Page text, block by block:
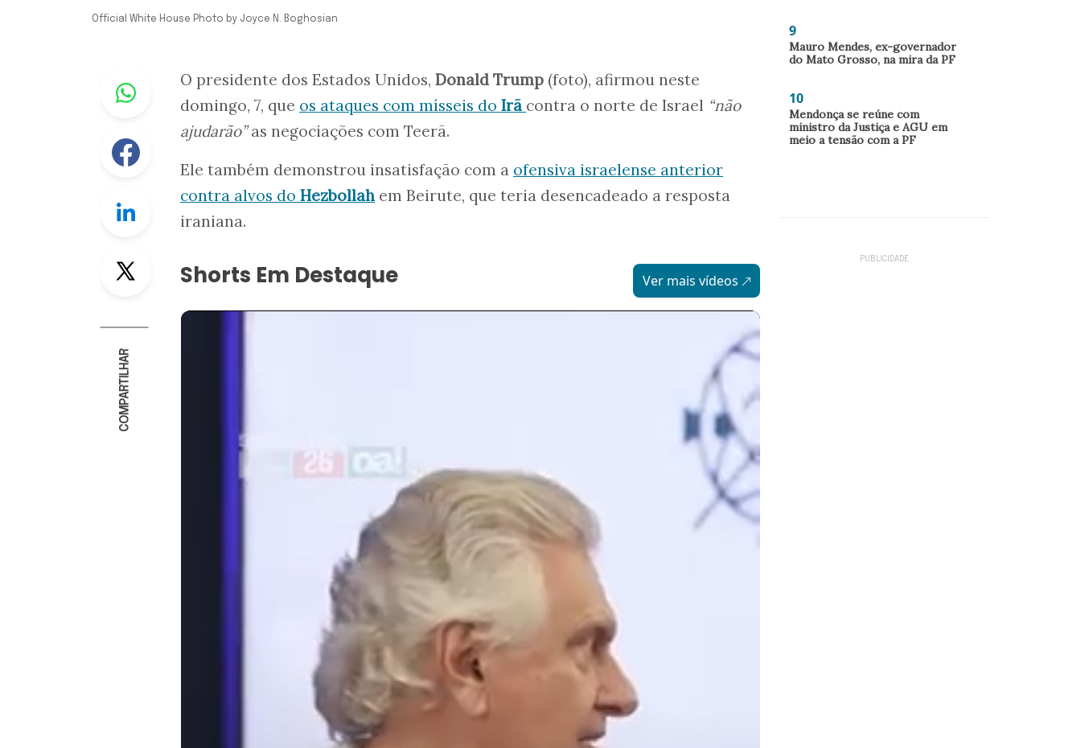
Official White House Photo by Joyce N. Boghosian
Whastapp
Facebook
Linkedin
COMPARTILHAR
O presidente dos Estados Unidos, Donald Trump (foto), afirmou neste
domingo, 7, que os ataques com mísseis do Irã contra o norte de Israel “não
ajudarão”as negociações com Teerã.
Ele também demonstrou insatisfação com a ofensiva israelense anterior
contra alvos do Hezbollah em Beirute, que teria desencadeado a resposta
iraniana.
Shorts Em Destaque Ver mais vídeos
9
Mauro Mendes, ex-governador
do Mato Grosso, na mira da PF
10
Mendonça se reúne com
ministro da Justiça e AGU em
meio a tensão com a PF